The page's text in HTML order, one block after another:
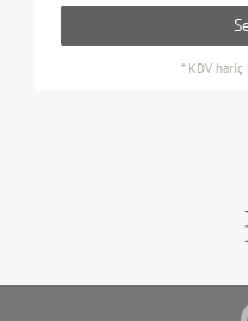
* KDV hariç